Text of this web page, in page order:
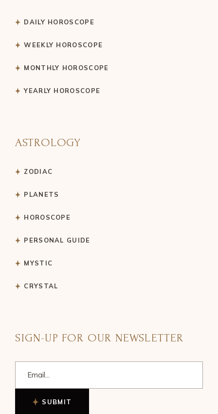
DAILY HOROSCOPE
WEEKLY HOROSCOPE
MONTHLY HOROSCOPE
YEARLY HOROSCOPE
ASTROLOGY
ZODIAC
PLANETS
HOROSCOPE
PERSONAL GUIDE
MYSTIC
CRYSTAL
SIGN-UP FOR OUR NEWSLETTER
SUBMIT